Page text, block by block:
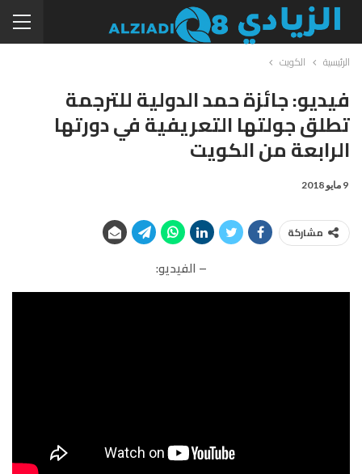
الرئيسية الكويت
فيديو: جائزة حمد الدولية للترجمة
تطلق جولتها التعريفية في دورتها
الرابعة من الكويت
9 مايو 2018
مشاركة
– الفيديو: